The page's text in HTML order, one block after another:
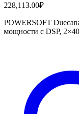
228,113.00₽
POWERSOFT
мощности с DSP,